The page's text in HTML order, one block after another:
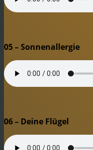
05 – Sonnenallergie
06 – Deine Flügel